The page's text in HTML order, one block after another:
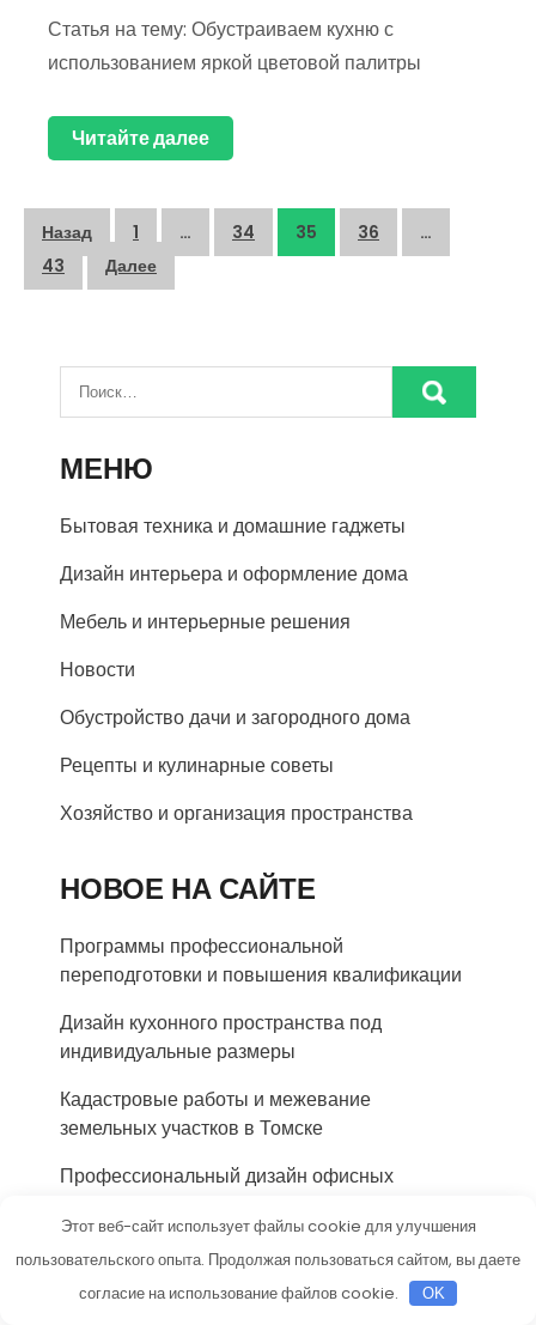
Статья на тему: Обустраиваем кухню с
использованием яркой цветовой палитры
Читайте далее
Пагинация
записей
Назад 1 … 34 35 36
…
43
Далее
МЕНЮ
Бытовая техника и домашние гаджеты
Дизайн интерьера и оформление дома
Мебель и интерьерные решения
Новости
Обустройство дачи и загородного дома
Рецепты и кулинарные советы
Хозяйство и организация пространства
НОВОЕ НА САЙТЕ
Программы профессиональной
переподготовки и повышения квалификации
Дизайн кухонного пространства под
индивидуальные размеры
Кадастровые работы и межевание
земельных участков в Томске
Профессиональный дизайн офисных
Электронные замки и системы доступа для
Этот веб-сайт использует файлы cookie для улучшения
пользовательского опыта. Продолжая пользоваться сайтом, вы даете
согласие на использование файлов cookie.
OK